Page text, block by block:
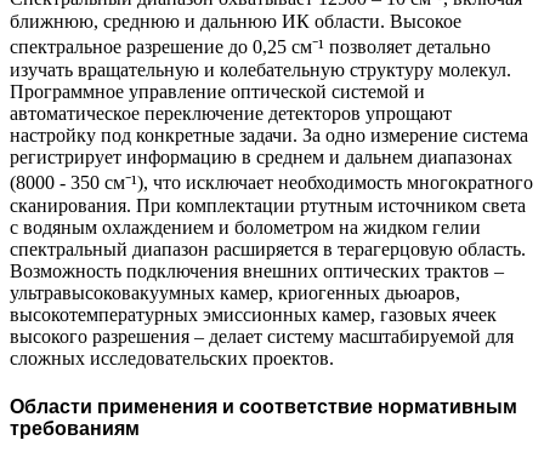
ближнюю, среднюю и дальнюю ИК области. Высокое
спектральное разрешение до 0,25 см⁻¹ позволяет детально
изучать вращательную и колебательную структуру молекул.
Программное управление оптической системой и
автоматическое переключение детекторов упрощают
настройку под конкретные задачи. За одно измерение система
регистрирует информацию в среднем и дальнем диапазонах
(8000 - 350 см⁻¹), что исключает необходимость многократного
сканирования. При комплектации ртутным источником света
с водяным охлаждением и болометром на жидком гелии
спектральный диапазон расширяется в терагерцовую область.
Возможность подключения внешних оптических трактов –
ультравысоковакуумных камер, криогенных дьюаров,
высокотемпературных эмиссионных камер, газовых ячеек
высокого разрешения – делает систему масштабируемой для
сложных исследовательских проектов.
Области применения и соответствие нормативным
требованиям